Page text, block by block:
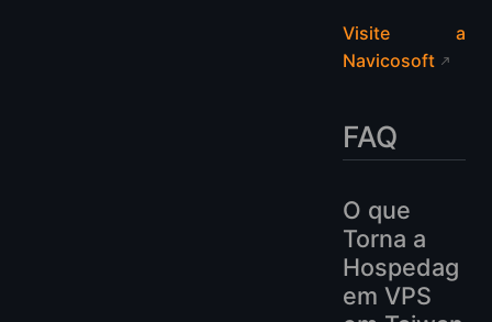
Visite a
Navicosoft
FAQ
O que
Torna a
Hospedag
em VPS